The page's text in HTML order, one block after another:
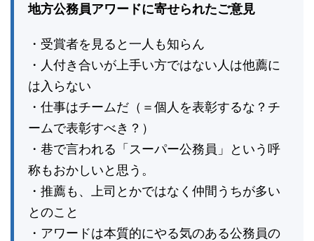
地方公務員アワードに寄せられたご意見
・受賞者を見ると一人も知らん
・人付き合いが上手い方ではない人は他薦に
は入らない
・仕事はチームだ（＝個人を表彰するな？チ
ームで表彰すべき？）
・巷で言われる「スーパー公務員」という呼
称もおかしいと思う。
・推薦も、上司とかではなく仲間うちが多い
とのこと
・アワードは本質的にやる気のある公務員の